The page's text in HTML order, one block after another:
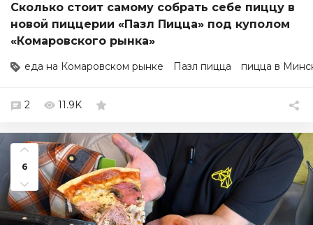
Сколько стоит самому собрать себе пиццу в
новой пиццерии «Пазл Пицца» под куполом
«Комаровского рынка»
еда на Комаровском рынке Пазл пицца пицца в
2 11.9K
6